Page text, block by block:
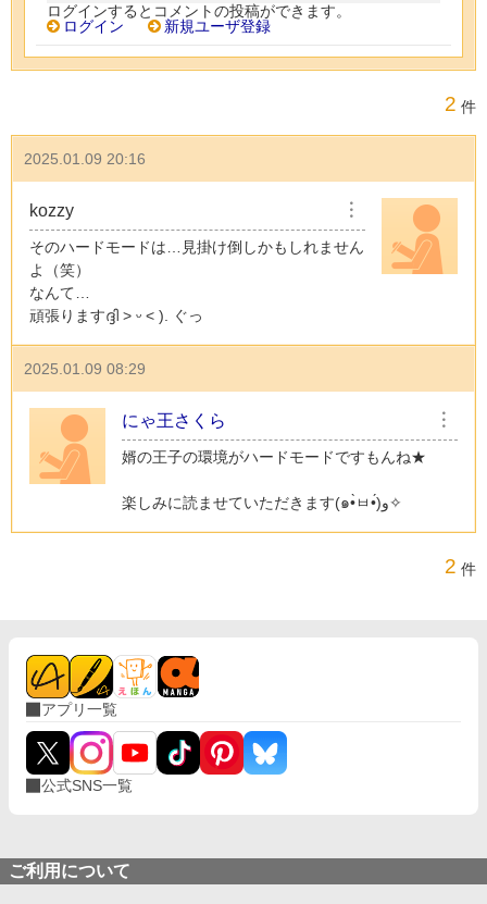
ログインするとコメントの投稿ができます。
ログイン
新規ユーザ登録
2 件
2025.01.09 20:16
kozzy ︙
そのハードモードは…見掛け倒しかもしれません
よ（笑）
なんて…
頑張りますദ്ദി ˃ ᵕ ˂ ). ぐっ
2025.01.09 08:29
にゃ王さくら ︙
婿の王子の環境がハードモードですもんね★
楽しみに読ませていただきます(๑•̀ㅂ•́)و✧
2 件
アプリ一覧
公式SNS一覧
ご利用について